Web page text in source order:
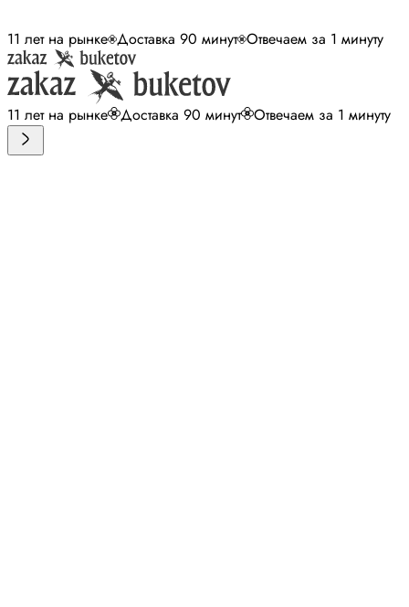
11 лет на рынке Доставка 90 минут Отвечаем за 1 минуту
11 лет на рынке Доставка 90 минут Отвечаем за 1 минуту